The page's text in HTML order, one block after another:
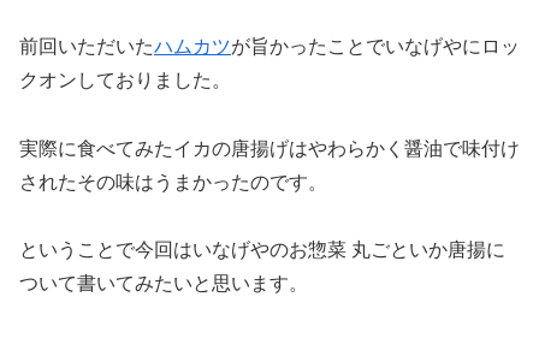
前回いただいたハムカツが旨かったことでいなげやにロッ
クオンしておりました。
実際に食べてみたイカの唐揚げはやわらかく醤油で味付け
されたその味はうまかったのです。
ということで今回はいなげやのお惣菜 丸ごといか唐揚に
ついて書いてみたいと思います。